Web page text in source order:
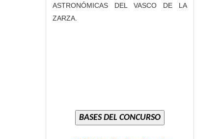
ASTRONÓMICAS DEL VASCO DE LA
ZARZA.